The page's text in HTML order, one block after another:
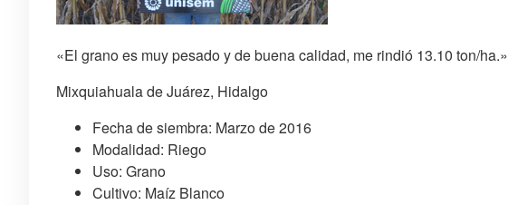
«El grano es muy pesado y de buena calidad, me rindió 13.10 ton/ha.»
Mixquiahuala de Juárez, Hidalgo
Fecha de siembra: Marzo de 2016
Modalidad: Riego
Uso: Grano
Cultivo: Maíz Blanco